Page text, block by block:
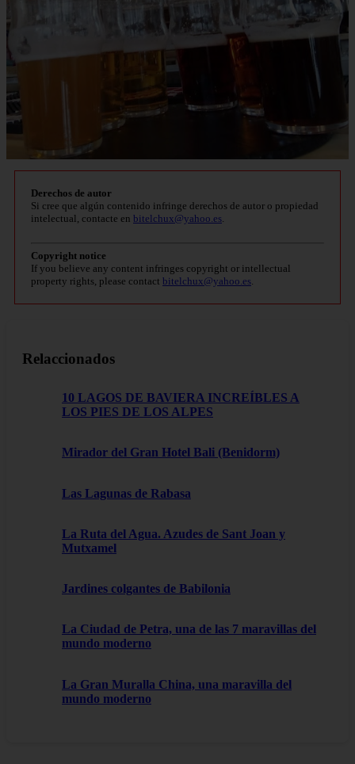
Derechos de autor
Si cree que algún contenido infringe derechos de autor o propiedad
intelectual, contacte en bitelchux@yahoo.es
Copyright notice
If you believe any content infringes copyright or intellectual
property rights, please contact bitelchux@yahoo.es
Relaccionados
10 LAGOS DE BAVIERA INCREÍBLES A
LOS PIES DE LOS ALPES
Mirador del Gran Hotel Bali (Benidorm)
Las Lagunas de Rabasa
La Ruta del Agua. Azudes de Sant Joan y
Mutxamel
Jardines colgantes de Babilonia
La Ciudad de Petra, una de las 7 maravillas del
mundo moderno
La Gran Muralla China, una maravilla del
mundo moderno